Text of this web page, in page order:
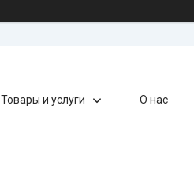
Товары и услуги О нас